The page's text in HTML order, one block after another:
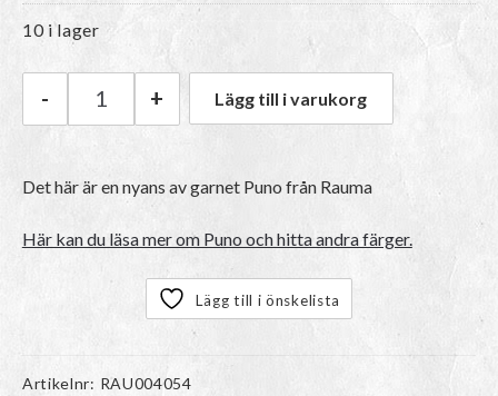
10 i lager
Rauma Puno | 541 Innsjø mängd
- + Lägg till i varukorg
Det här är en nyans av garnet Punofrån Rauma
Här kan du läsa mer om Puno och hitta andra färger.
Lägg till i önskelista
Artikelnr: RAU004054